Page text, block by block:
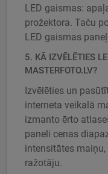
LED gaismas:
prožektora. Taču
LED gaismas
5. KĀ IZVĒLĒTIES
MASTERFOTO.LV?
Izvēlēties un
interneta veikalā
izmanto ērto
paneli cenas
intensitātes
ražotāju.